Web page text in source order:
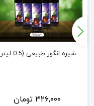
شیره انگور طبیعی (0.5 لیتر)
۳۲۶,۰۰۰ تومان